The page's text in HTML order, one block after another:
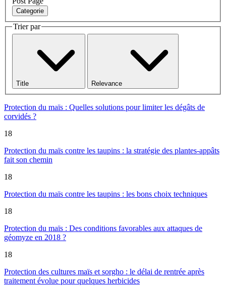
Categorie
Trier par
Title Relevance
Protection du maïs : Quelles solutions pour limiter les dégâts de
corvidés ?
18
Protection du maïs contre les taupins : la stratégie des plantes-appâts
fait son chemin
18
Protection du maïs contre les taupins : les bons choix techniques
18
Protection du maïs : Des conditions favorables aux attaques de
géomyze en 2018 ?
18
Protection des cultures maïs et sorgho : le délai de rentrée après
traitement évolue pour quelques herbicides